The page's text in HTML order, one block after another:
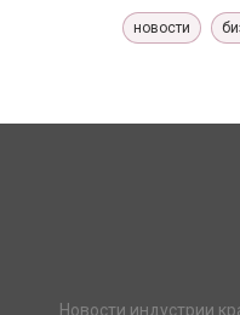
новости
Новости индустрии